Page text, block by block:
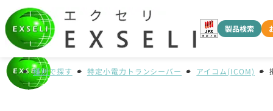
製品検索
種別で探す 特定小電力トランシーバー アイコム(ICOM)